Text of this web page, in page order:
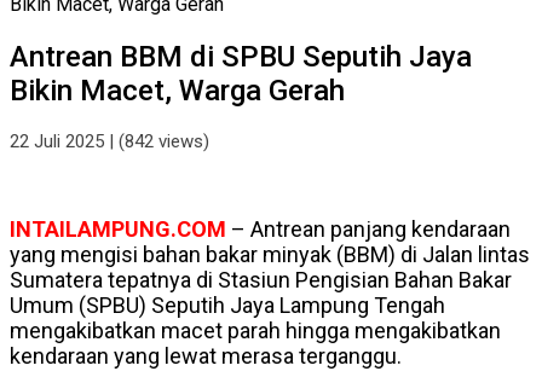
Antrean BBM di SPBU Seputih Jaya
Bikin Macet, Warga Gerah
22 Juli 2025 | (842 views)
INTAILAMPUNG.COM – Antrean panjang kendaraan
yang mengisi bahan bakar minyak (BBM) di Jalan lintas
Sumatera tepatnya di Stasiun Pengisian Bahan Bakar
Umum (SPBU) Seputih Jaya Lampung Tengah
mengakibatkan macet parah hingga mengakibatkan
kendaraan yang lewat merasa terganggu.